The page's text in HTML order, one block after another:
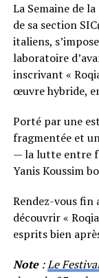
La Semaine de
de sa section
italiens,
laboratoire
inscrivant «
œuvre hybride,
Porté par une
fragmentée et
— la lutte entre
Yanis Koussim
Rendez-vous fin
découvrir «
esprits bien
Note :Le